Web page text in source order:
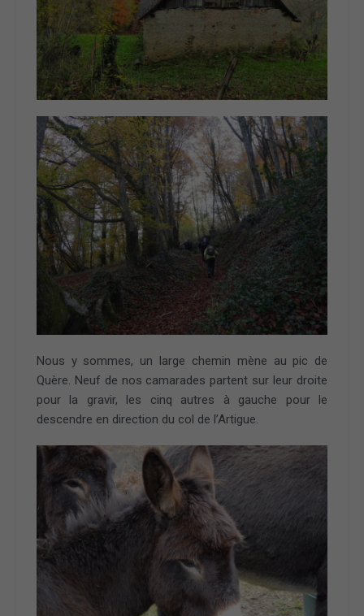
Nous y sommes, un large chemin mène au pic de
Quère. Neuf de nos camarades partent sur leur droite
pour la gravir, les cinq autres à gauche pour le
descendre en direction du col de l’Artigue.